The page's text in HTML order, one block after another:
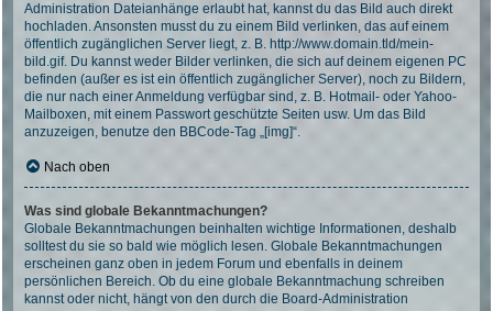
Administration Dateianhänge erlaubt hat, kannst du das Bild auch direkt
hochladen. Ansonsten musst du zu einem Bild verlinken, das auf einem
öffentlich zugänglichen Server liegt, z. B. http://www.domain.tld/mein-
bild.gif. Du kannst weder Bilder verlinken, die sich auf deinem eigenen PC
befinden (außer es ist ein öffentlich zugänglicher Server), noch zu Bildern,
die nur nach einer Anmeldung verfügbar sind, z. B. Hotmail- oder Yahoo-
Mailboxen, mit einem Passwort geschützte Seiten usw. Um das Bild
anzuzeigen, benutze den BBCode-Tag „[img]“.
Nach oben
Was sind globale Bekanntmachungen?
Globale Bekanntmachungen beinhalten wichtige Informationen, deshalb
solltest du sie so bald wie möglich lesen. Globale Bekanntmachungen
erscheinen ganz oben in jedem Forum und ebenfalls in deinem
persönlichen Bereich. Ob du eine globale Bekanntmachung schreiben
kannst oder nicht, hängt von den durch die Board-Administration